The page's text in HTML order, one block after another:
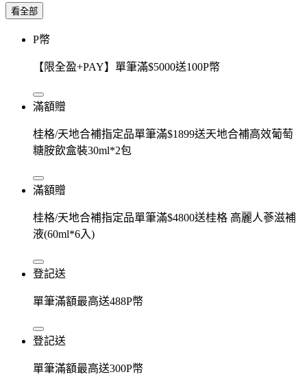
看全部
P幣
【限全盈+PAY】單筆滿$5000送100P幣
滿額贈
桂格/天地合補指定品單筆滿$1899送天地合補高效葡萄
糖胺飲盒裝30ml*2包
滿額贈
桂格/天地合補指定品單筆滿$4800送桂格 高麗人蔘滋補
液(60ml*6入)
登記送
單筆滿額最高送488P幣
登記送
單筆滿額最高送300P幣